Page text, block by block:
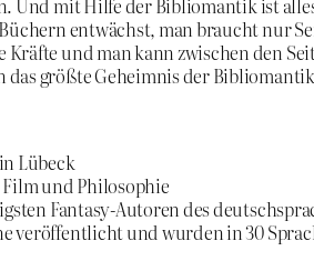
Und mit Hilfe der Bibliomantik ist
entwächst, man braucht nur
und man kann zwischen den
das größte Geheimnis der
Lübeck
und Philosophie
Fantasy-Autoren des
veröffentlicht und wurden in 30